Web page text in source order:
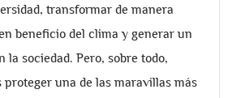
transformar de manera
beneficio del clima y generar un
la sociedad. Pero, sobre todo,
proteger una de las maravillas más